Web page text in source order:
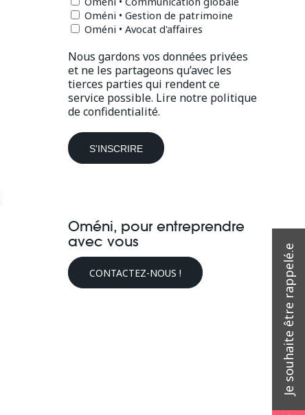
Oméni • Gestion de patrimoine
Oméni • Avocat d'affaires
Nous gardons vos données privées
et ne les partageons qu’avec les
tierces parties qui rendent ce
service possible. Lire notre politique
de confidentialité.
Oméni, pour entreprendre
avec vous
CONTACTEZ-NOUS !